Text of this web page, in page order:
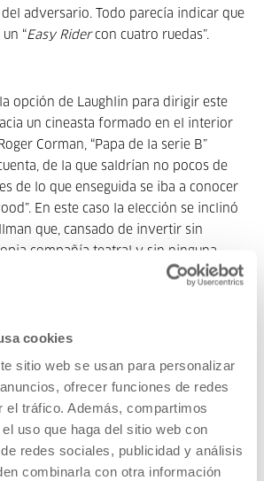
cookies
sitio web se usan para personalizar
ofrecer funciones de redes
el tráfico. Además, compartimos
uso que haga del sitio web con
redes sociales, publicidad y análisis
combinarla con otra información
adversario. Todo parecía indicar que
“Easy Ridercon cuatro ruedas”.
opción de Laughlin para dirigir este
un cineasta formado en el interior
Corman, “Papa de la serie B”
de la que saldrían no pocos de
de lo que enseguida se iba a conocer
En este caso la elección se inclinó
que, cansado de invertir sin
compañía teatral y sin ninguna
tras de una cámara aunque con
filme de terror y otro de ambiente
no poca habilidad dentro de su
ya avanzada la década, llevó a la
de Jack Nicholson dos
( The Shooting , 1966 y
que, aunque solo se mostraron en
televisivo, fueron exhibidos en Francia